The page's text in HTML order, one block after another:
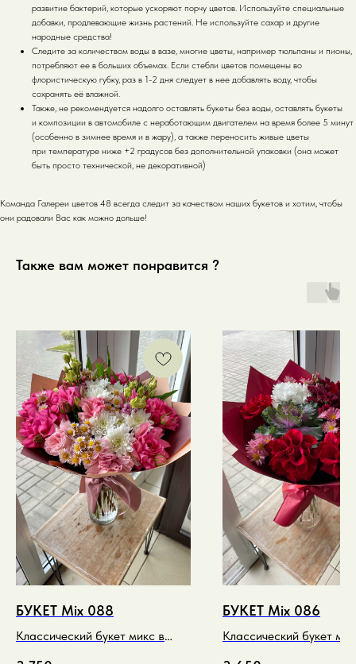
развитие бактерий, которые ускоряют порчу цветов. Используйте специальные
добавки, продлевающие жизнь растений. Не используйте сахар и другие
народные средства!
Следите за количеством воды в вазе, многие цветы, например тюльпаны и пионы,
потребляют ее в больших объемах. Если стебли цветов помещены во
флористическую губку, раз в 1-2 дня следует в нее добавлять воду, чтобы
сохранять её влажной.
Также, не рекомендуется надолго оставлять букеты без воды, оставлять букеты
и композиции в автомобиле с неработающим двигателем на время более 5 минут
(особенно в зимнее время и в жару), а также переносить живые цветы
при температуре ниже +2 градусов без дополнительной упаковки (она может
быть просто технической, не декоративной)
Команда Галереи цветов 48 всегда следит за качеством наших букетов и хотим, чтобы
они радовали Вас как можно дольше!
Также вам может понравится ?
БУКЕТ Mix 088
Классический букет микс в
БУКЕТ Mix 086
Классический букет